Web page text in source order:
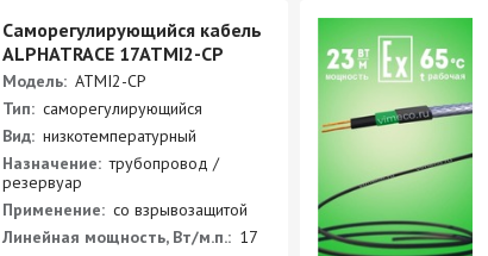
Саморегулирующийся кабель
ALPHATRACE 17ATMI2-CP
Модель: ATMI2-CP
Тип: саморегулирующийся
Вид: низкотемпературный
Назначение: трубопровод /
резервуар
Применение: со взрывозащитой
Линейная мощность, Вт/м.п.: 17